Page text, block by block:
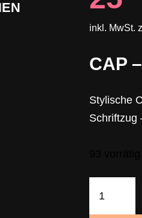
inkl. MwSt.
CAP
Stylische
Schriftzug